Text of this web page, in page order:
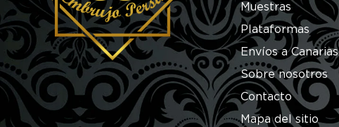
Muestras
Plataformas
Envíos a Canarias
Sobre nosotros
Contacto
Mapa del sitio